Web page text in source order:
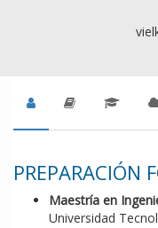
PREPARACIÓN
Maestría en
Universidad